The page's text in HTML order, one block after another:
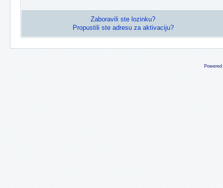
Zaboravili ste lozinku?
Propustili ste adresu za aktivaciju?